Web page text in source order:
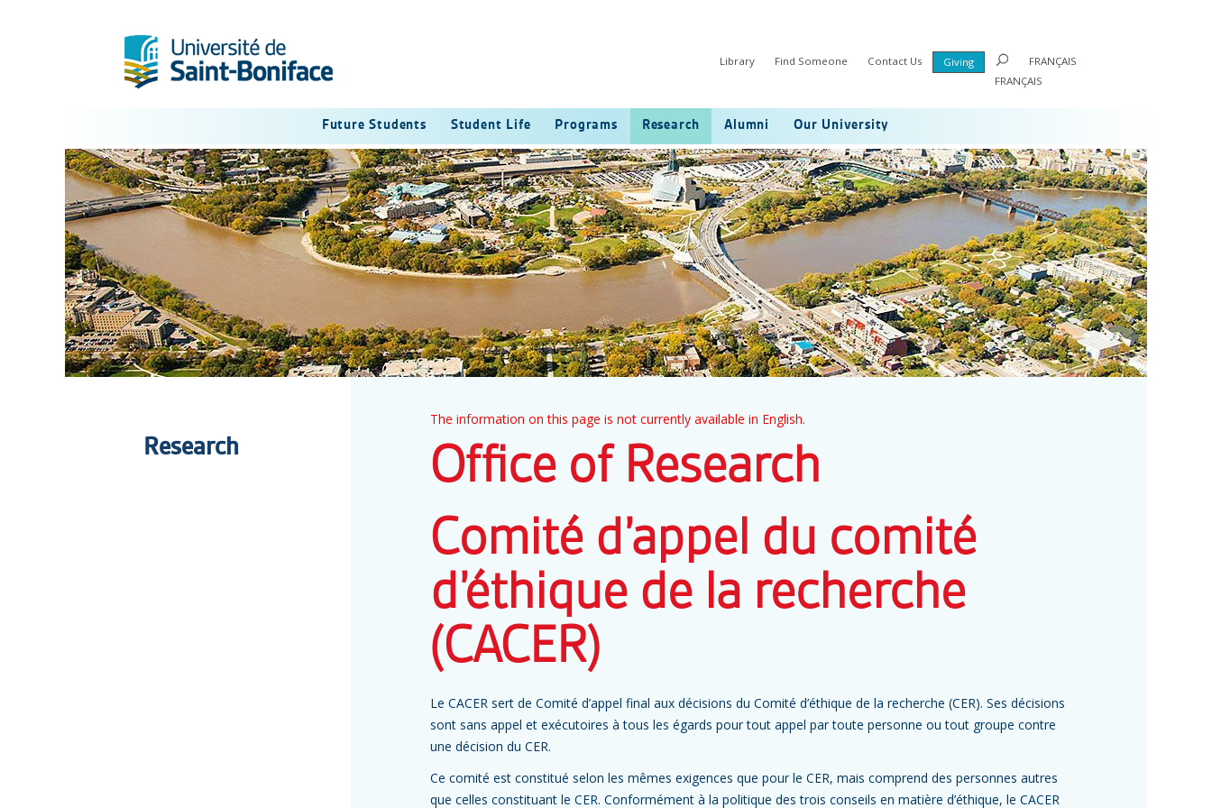
Library Find Someone Contact Us Giving
FRANÇAIS
FRANÇAIS
Future Students Student Life Programs Research Alumni Our University
The information on this page is not currently available in English.
Office of Research
Comité d’appel du comité
d’éthique de la recherche
(CACER)
Le CACER sert de Comité d’appel final aux décisions du Comité d’éthique de la recherche (CER). Ses décisions
sont sans appel et exécutoires à tous les égards pour tout appel par toute personne ou tout groupe contre
une décision du CER.
Ce comité est constitué selon les mêmes exigences que pour le CER, mais comprend des personnes autres
que celles constituant le CER. Conformément à la politique des trois conseils en matière d’éthique, le CACER
Research